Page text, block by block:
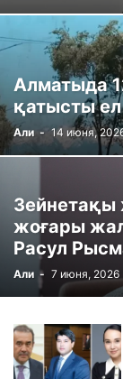
Алматыда
қатысты
Али - 14 июня,
жоғары
Расул
Али - 7 июня, 2026